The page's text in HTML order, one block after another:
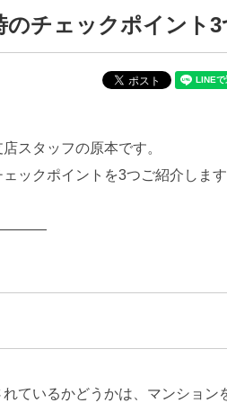
チェックポイント3
スタッフの原本です。
ックポイントを3つご紹介します
ているかどうかは、マンション